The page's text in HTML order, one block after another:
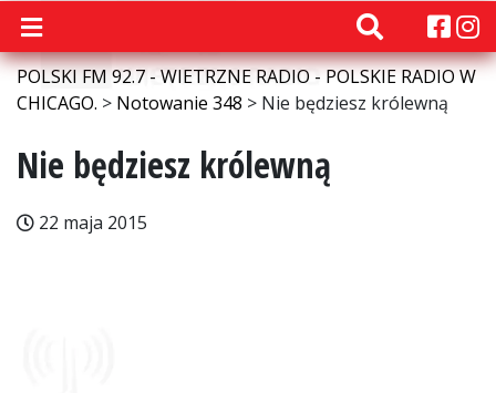
POLSKI FM 92.7 - WIETRZNE RADIO - POLSKIE RADIO W
CHICAGO. > Notowanie 348 > Nie będziesz królewną
Nie będziesz królewną
22 maja 2015